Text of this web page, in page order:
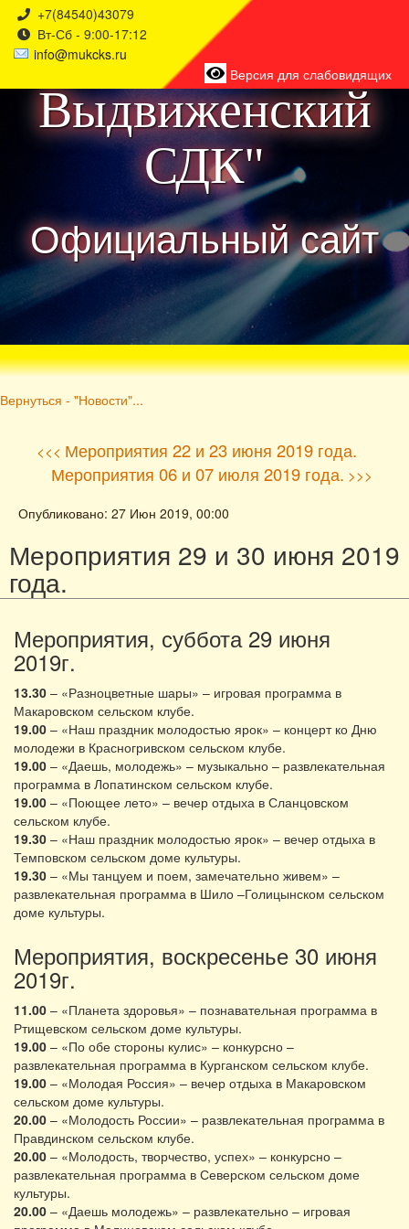
+7(84540)43079
Вт-Сб - 9:00-17:12
info@mukcks.ru
Версия для слабовидящих
района
Выдвиженский
СДК"
Официальный сайт
Вернуться - "Новости"...
<<< Мероприятия 22 и 23 июня 2019 года.
Мероприятия 06 и 07 июля 2019 года. >>>
Опубликовано: 27 Июн 2019, 00:00
Мероприятия 29 и 30 июня 2019
года.
Мероприятия, суббота 29 июня
2019г.
13.30 – «Разноцветные шары» – игровая программа в
Макаровском сельском клубе.
19.00 – «Наш праздник молодостью ярок» – концерт ко Дню
молодежи в Красногривском сельском клубе.
19.00 – «Даешь, молодежь» – музыкально – развлекательная
программа в Лопатинском сельском клубе.
19.00 – «Поющее лето» – вечер отдыха в Сланцовском
сельском клубе.
19.30 – «Наш праздник молодостью ярок» – вечер отдыха в
Темповском сельском доме культуры.
19.30 – «Мы танцуем и поем, замечательно живем» –
развлекательная программа в Шило –Голицынском сельском
доме культуры.
Мероприятия, воскресенье 30 июня
2019г.
11.00 – «Планета здоровья» – познавательная программа в
Ртищевском сельском доме культуры.
19.00 – «По обе стороны кулис» – конкурсно –
развлекательная программа в Курганском сельском клубе.
19.00 – «Молодая Россия» – вечер отдыха в Макаровском
сельском доме культуры.
20.00 – «Молодость России» – развлекательная программа в
Правдинском сельском клубе.
20.00 – «Молодость, творчество, успех» – конкурсно –
развлекательная программа в Северском сельском доме
культуры.
20.00 – «Даешь молодежь» – развлекательно – игровая